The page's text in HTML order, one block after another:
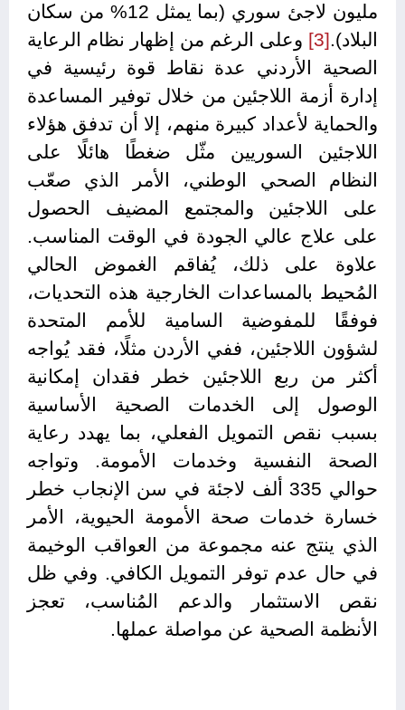
مليون لاجئ سوري (بما يمثل 12% من سكان
البلاد).[3]
وعلى الرغم من إظهار نظام الرعاية
الصحية الأردني عدة نقاط قوة رئيسية في
إدارة أزمة اللاجئين من خلال توفير المساعدة
والحماية لأعداد كبيرة منهم، إلا أن تدفق هؤلاء
اللاجئين السوريين مثّل ضغطًا هائلًا على
النظام الصحي الوطني، الأمر الذي صعّب
على اللاجئين والمجتمع المضيف الحصول
على علاج عالي الجودة في الوقت المناسب.
علاوة على ذلك، يُفاقم الغموض الحالي
المُحيط بالمساعدات الخارجية هذه التحديات،
فوفقًا للمفوضية السامية للأمم المتحدة
لشؤون اللاجئين، ففي الأردن مثلًا، فقد يُواجه
أكثر من ربع اللاجئين خطر فقدان إمكانية
الوصول إلى الخدمات الصحية الأساسية
بسبب نقص التمويل الفعلي، بما يهدد رعاية
الصحة النفسية وخدمات الأمومة. وتواجه
حوالي 335 ألف لاجئة في سن الإنجاب خطر
خسارة خدمات صحة الأمومة الحيوية، الأمر
الذي ينتج عنه مجموعة من العواقب الوخيمة
في حال عدم توفر التمويل الكافي. وفي ظل
نقص الاستثمار والدعم المُناسب، تعجز
الأنظمة الصحية عن مواصلة عملها.